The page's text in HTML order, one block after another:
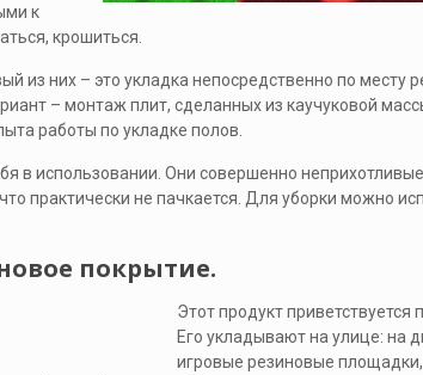
к
крошиться.
из них – это укладка непосредственно по месту
– монтаж плит, сделанных из каучуковой
работы по укладке полов.
в использовании. Они совершенно
практически не пачкается. Для уборки можно
покрытие.
Этот продукт приветствуется
Его укладывают на улице: на
игровые резиновые